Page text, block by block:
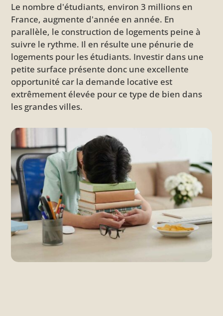
Le nombre d'étudiants, environ 3 millions en
France, augmente d'année en année. En
parallèle, le construction de logements peine à
suivre le rythme. Il en résulte une pénurie de
logements pour les étudiants. Investir dans une
petite surface présente donc une excellente
opportunité car la demande locative est
extrêmement élevée pour ce type de bien dans
les grandes villes.